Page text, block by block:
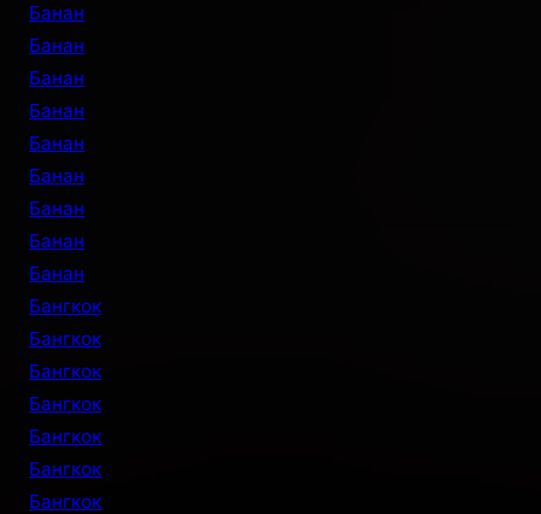
Банан
Банан
Банан
Банан
Банан
Банан
Банан
Банан
Банан
Бангкок
Бангкок
Бангкок
Бангкок
Бангкок
Бангкок
Бангкок